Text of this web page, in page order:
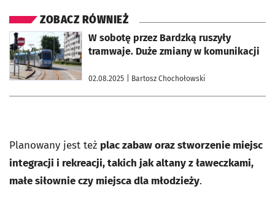
ZOBACZ RÓWNIEŻ
W sobotę przez Bardzką ruszyły
tramwaje. Duże zmiany w komunikacji
02.08.2025 | Bartosz Chochołowski
otworzy się w nowej karcie
Planowany jest też plac zabaw oraz stworzenie miejsc
integracji i rekreacji, takich jak altany z ławeczkami,
małe siłownie czy miejsca dla młodzieży.